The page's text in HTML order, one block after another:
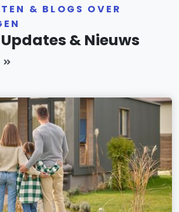
& BLOGS OVER
& Nieuws